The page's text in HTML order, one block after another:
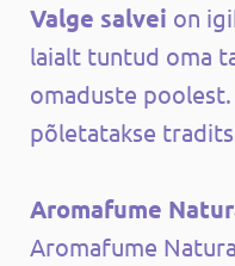
Valge salvei on
laialt tuntud oma
omaduste
põletatakse
Aromafume
Aromafume